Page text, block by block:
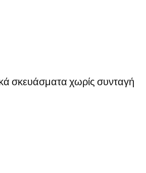
σκευάσματα χωρίς συνταγή